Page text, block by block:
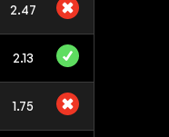
2.47
2.13
1.75